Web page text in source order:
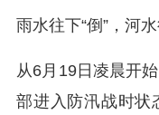
雨水往下“倒”，河
从6月19日凌晨开
部进入防汛战时状